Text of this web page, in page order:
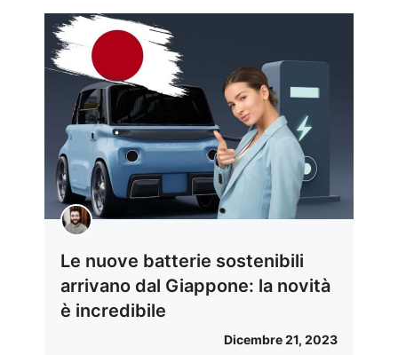
Le nuove batterie sostenibili
arrivano dal Giappone: la novità
è incredibile
Dicembre 21, 2023